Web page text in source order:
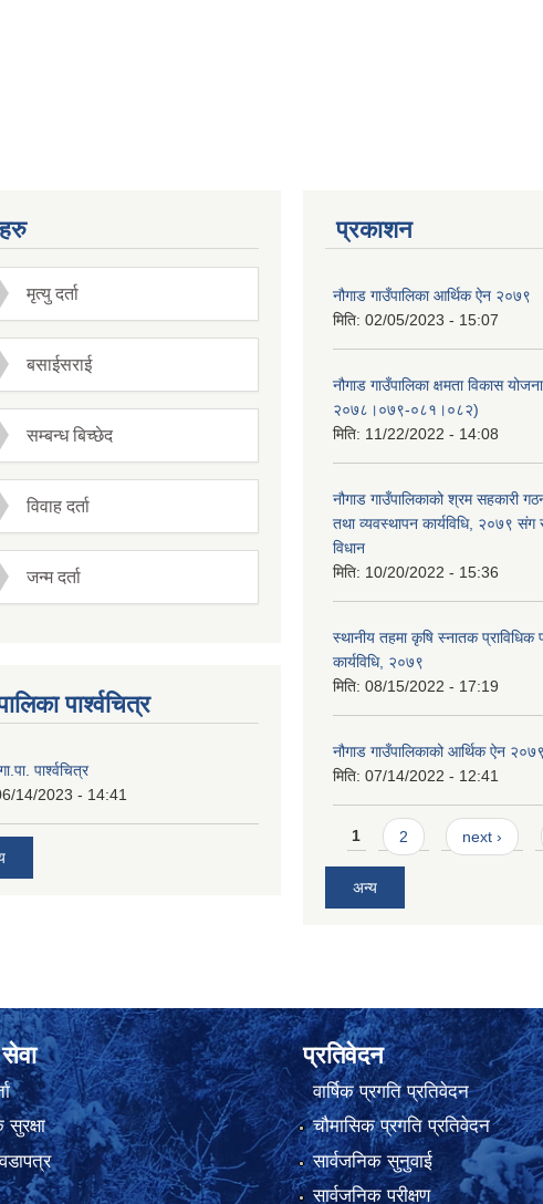
मृत्यु दर्ता
बसाईसराई
सम्बन्ध बिच्छेद
विवाह दर्ता
जन्म दर्ता
पार्श्वचित्र
पार्श्वचित्र
14/2023 - 14:41
प्रकाशन
नौगाड गाउँपालिका आर्थिक ऐन २०७९
मिति: 02/05/2023 - 15:07
नौगाड गाउँपालिका क्षमता विकास
२०७८।०७९-०८१।०८२)
मिति: 11/22/2022 - 14:08
नौगाड गाउँपालिकाको श्रम सहकारी
तथा व्यवस्थापन कार्यविधि, २०७९ संग
विधान
मिति: 10/20/2022 - 15:36
स्थानीय तहमा कृषि स्नातक प्राविधिक
कार्यविधि, २०७९
मिति: 08/15/2022 - 17:19
नौगाड गाउँपालिकाको आर्थिक ऐन २०७९
मिति: 07/14/2022 - 12:41
Pages
1 2 next ›
अन्य
प्रतिवेदन
वार्षिक प्रगति प्रतिवेदन
चौमासिक प्रगति प्रतिवेदन
सार्वजनिक सुनुवाई
सार्वजनिक परीक्षण